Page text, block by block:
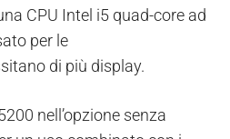
CPU Intel i5 quad-core ad
per le
di più display.
nell’opzione senza